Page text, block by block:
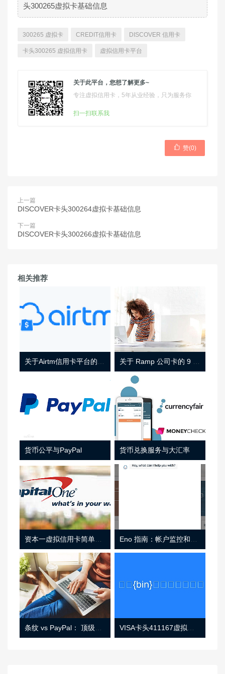
头300265虚拟卡基础信息
300265 虚拟卡 CREDIT信用卡 DISCOVER 信用卡
卡头300265 虚拟信用卡 虚拟信用卡平台
关于此平台，您想了解更多~
专注虚拟信用卡，5年从业经验，只为服务你
扫一扫联系我
 赞(0)
上一篇
DISCOVER卡头300264虚拟卡基础信息
下一篇
DISCOVER卡头300266虚拟卡基础信息
相关推荐
货币公平与PayPal 货币兑换服务与大汇率
资本一虚拟信用卡简单介绍
条纹 vs PayPal： 顶级功能， 定价 （和更多！ VISA卡头411167虚拟卡基础信息